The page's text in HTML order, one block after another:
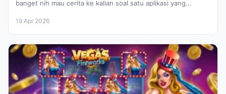
banget nih mau cerita ke kalian soal satu aplikasi yang...
19 Apr 2026